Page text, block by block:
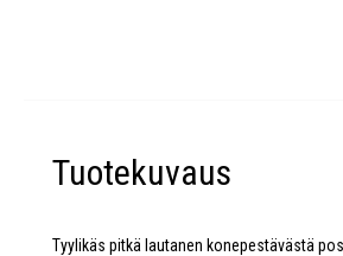
Tuotekuvaus
Tyylikäs pitkä lautanen konepestävästä